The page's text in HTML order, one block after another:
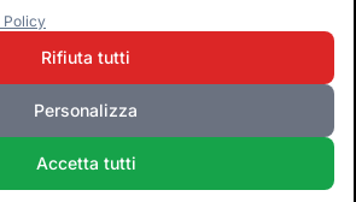
- RM-1267140 - iroma@pec.it
PolicyCookie PolicyAdmin
Policy
Rifiuta tutti
Personalizza
Accetta tutti